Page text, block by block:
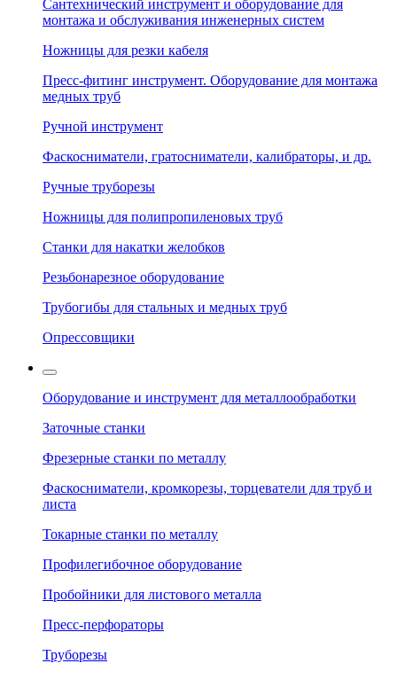
Сантехнический инструмент и оборудование для
монтажа и обслуживания инженерных систем
Ножницы для резки кабеля
Пресс-фитинг инструмент. Оборудование для монтажа
медных труб
Ручной инструмент
Фаскосниматели, гратосниматели, калибраторы, и др.
Ручные труборезы
Ножницы для полипропиленовых труб
Станки для накатки желобков
Резьбонарезное оборудование
Трубогибы для стальных и медных труб
Опрессовщики
Оборудование и инструмент для металлообработки
Заточные станки
Фрезерные станки по металлу
Фаскосниматели, кромкорезы, торцеватели для труб и
листа
Токарные станки по металлу
Профилегибочное оборудование
Пробойники для листового металла
Пресс-перфораторы
Труборезы